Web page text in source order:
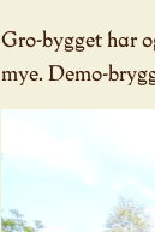
Gro-bygget har
mye. Demo-